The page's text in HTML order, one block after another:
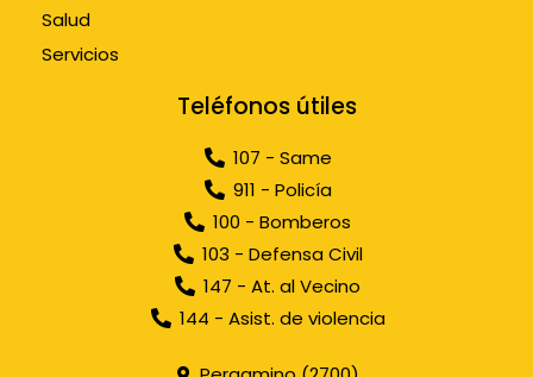
Salud
Servicios
Teléfonos útiles
107 - Same
911 - Policía
100 - Bomberos
103 - Defensa Civil
147 - At. al Vecino
144 - Asist. de violencia